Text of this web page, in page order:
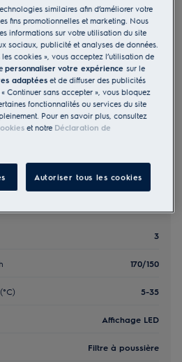
d'air 16
349.00 CHF
PVR incl. IVA en CHF (excl. CAR)
3
170/150
5-35
Affichage LED
Filtre à poussière
similaires afin d’améliorer votre
fins promotionnelles et marketing. Nous
informations sur votre utilisation du site
sociaux, publicité et analyses de données.
cookies », vous acceptez l’utilisation de
personnaliser votre expériencesur le
adaptées et de diffuser des publicités
Continuer sans accepter », vous bloquez
fonctionnalités ou services du site
Pour en savoir plus, consultez
et notre Déclaration de
Autoriser tous les cookies